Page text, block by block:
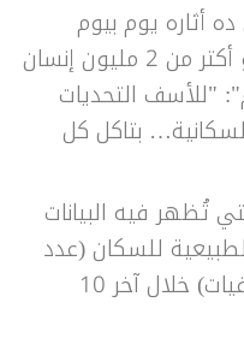
أثاره يوم بيوم
هتعود على الدولة اللي بتنمو أكتر من 2 مليون إنسان
"للأسف التحديات
بتاكل كل
تُظهر فيه البيانات
للسكان (عدد
المواليد الأحياء ناقص عدد الوفيات) خلال آخر 10